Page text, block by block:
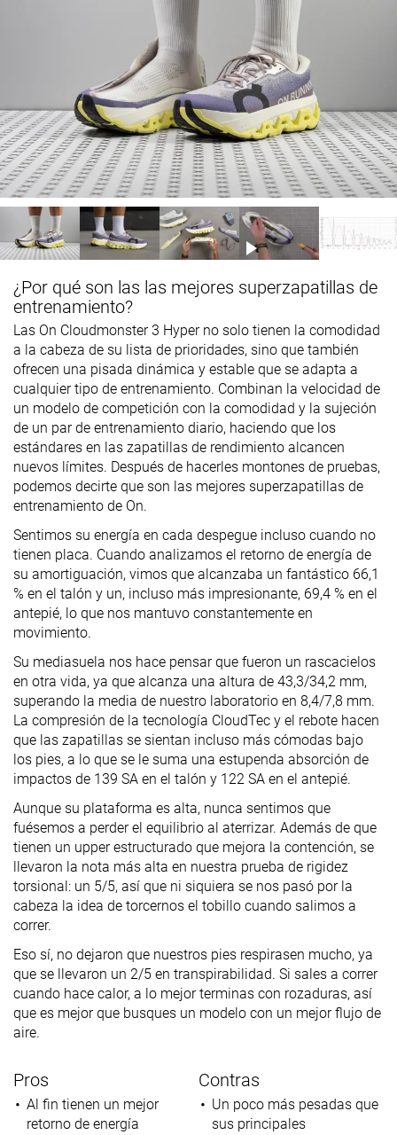
¿Por qué son las las mejores superzapatillas de
entrenamiento?
Las On Cloudmonster 3 Hyper no solo tienen la comodidad
a la cabeza de su lista de prioridades, sino que también
ofrecen una pisada dinámica y estable que se adapta a
cualquier tipo de entrenamiento. Combinan la velocidad de
un modelo de competición con la comodidad y la sujeción
de un par de entrenamiento diario, haciendo que los
estándares en las zapatillas de rendimiento alcancen
nuevos límites. Después de hacerles montones de pruebas,
podemos decirte que son las mejores superzapatillas de
entrenamiento de On.
Sentimos su energía en cada despegue incluso cuando no
tienen placa. Cuando analizamos el retorno de energía de
su amortiguación, vimos que alcanzaba un fantástico 66,1
% en el talón y un, incluso más impresionante, 69,4 % en el
antepié, lo que nos mantuvo constantemente en
movimiento.
Su mediasuela nos hace pensar que fueron un rascacielos
en otra vida, ya que alcanza una altura de 43,3/34,2 mm,
superando la media de nuestro laboratorio en 8,4/7,8 mm.
La compresión de la tecnología CloudTec y el rebote hacen
que las zapatillas se sientan incluso más cómodas bajo
los pies, a lo que se le suma una estupenda absorción de
impactos de 139 SA en el talón y 122 SA en el antepié.
Aunque su plataforma es alta, nunca sentimos que
fuésemos a perder el equilibrio al aterrizar. Además de que
tienen un upper estructurado que mejora la contención, se
llevaron la nota más alta en nuestra prueba de rigidez
torsional: un 5/5, así que ni siquiera se nos pasó por la
cabeza la idea de torcernos el tobillo cuando salimos a
correr.
Eso sí, no dejaron que nuestros pies respirasen mucho, ya
que se llevaron un 2/5 en transpirabilidad. Si sales a correr
cuando hace calor, a lo mejor terminas con rozaduras, así
que es mejor que busques un modelo con un mejor flujo de
aire.
Pros
Al fin tienen un mejor
retorno de energía
Contras
Un poco más pesadas que
sus principales